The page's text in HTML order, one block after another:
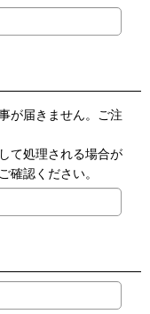
が届きません。ご注
て処理される場合が
確認ください。